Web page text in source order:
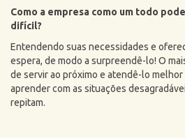
Como a empresa como um todo
difícil?
Entendendo suas necessidades e
espera, de modo a surpreendê-lo! O
de servir ao próximo e atendê-lo melhor
aprender com as situações
repitam.